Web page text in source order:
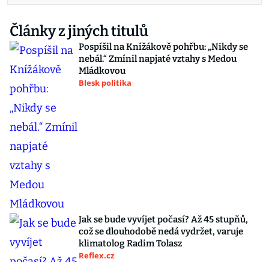
Články z jiných titulů
Pospíšil na Knížákově pohřbu: „Nikdy se
nebál.“ Zmínil napjaté vztahy s Medou
Mládkovou
Blesk politika
Jak se bude vyvíjet počasí? Až 45 stupňů,
což se dlouhodobě nedá vydržet, varuje
klimatolog Radim Tolasz
Reflex.cz